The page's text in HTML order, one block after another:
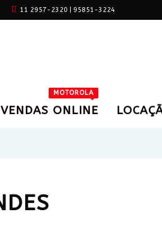
11 2957-2320 | 95851-3224
MOTOROLA
ONLINE